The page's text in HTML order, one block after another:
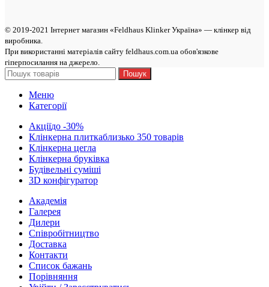
© 2019-2021 Інтернет магазин «Feldhaus Klinker Україна» — клінкер від
виробникa.
При використанні матеріалів сайту feldhaus.com.ua обов'язкове
гіперпосилання на джерело.
Пошук
Меню
Категорії
Акціїдо -30%
Клінкерна плиткаблизько 350 товарів
Клінкерна цегла
Клінкерна бруківка
Будівельні суміші
3D конфігуратор
Академія
Галерея
Дилери
Cпівробітництво
Доставка
Контакти
Список бажань
Порівняння